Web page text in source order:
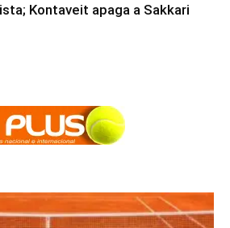
Kontaveit apaga a Sakkari